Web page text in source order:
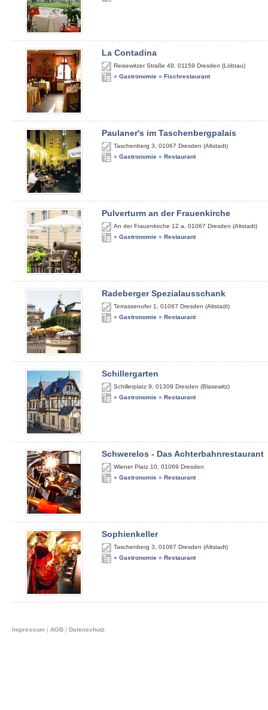
La Contadina
Reisewitzer Straße 49 01159 Dresden (Löbtau)
» Gastronomie » Fischrestaurant
Paulaner's im Taschenbergpalais
Taschenberg 3 01067 Dresden (Altstadt)
» Gastronomie » Restaurant
Pulverturm an der Frauenkirche
An der Frauenkirche 12 a 01067 Dresden (Altstadt)
» Gastronomie » Restaurant
Radeberger Spezialausschank
Terrassenufer 1 01067 Dresden (Altstadt)
» Gastronomie » Restaurant
Schillergarten
Schillerplatz 9 01309 Dresden (Blasewitz)
» Gastronomie » Restaurant
Schwerelos - Das Achterbahnrestaurant
Wiener Platz 10 01069 Dresden
» Gastronomie » Restaurant
Sophienkeller
Taschenberg 3 01067 Dresden (Altstadt)
» Gastronomie » Restaurant
Impressum | AGB | Datenschutz